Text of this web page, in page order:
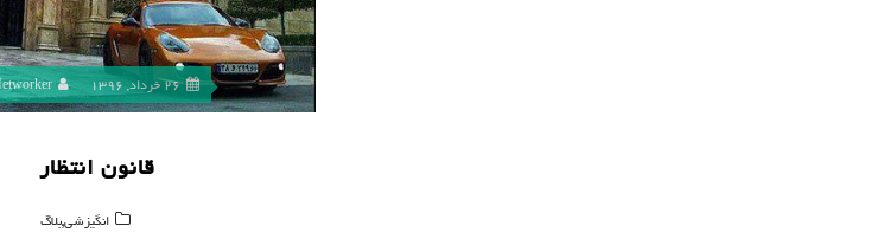
26 خرداد, 1396
قانون انتظار
انگیزشی,بلاگ